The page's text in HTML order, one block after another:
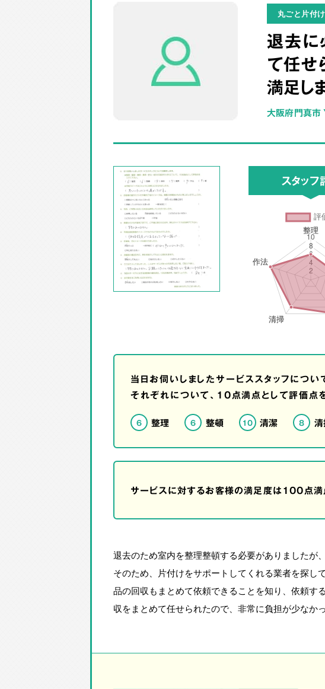
丸ごと片付け
退去に
て任せ
満足し
大阪府門真市
スタッフ
当日お伺いしましたサービススタッフについ
それぞれについて、10点満点として評価点
6 整理 6 整頓 10 清潔 8
サービスに対するお客様の満足度は100点満
退去のため室内を整理整頓する必要がありましたが
そのため、片付けをサポートしてくれる業者を探し
品の回収もまとめて依頼できることを知り、依頼す
収をまとめて任せられたので、非常に負担が少なかっ